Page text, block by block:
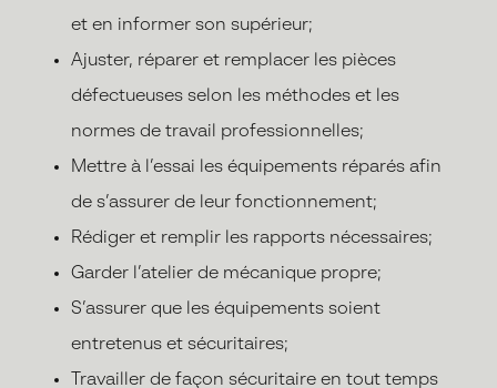
et en informer son supérieur;
Ajuster, réparer et remplacer les pièces
défectueuses selon les méthodes et les
normes de travail professionnelles;
Mettre à l’essai les équipements réparés afin
de s’assurer de leur fonctionnement;
Rédiger et remplir les rapports nécessaires;
Garder l’atelier de mécanique propre;
S’assurer que les équipements soient
entretenus et sécuritaires;
Travailler de façon sécuritaire en tout temps